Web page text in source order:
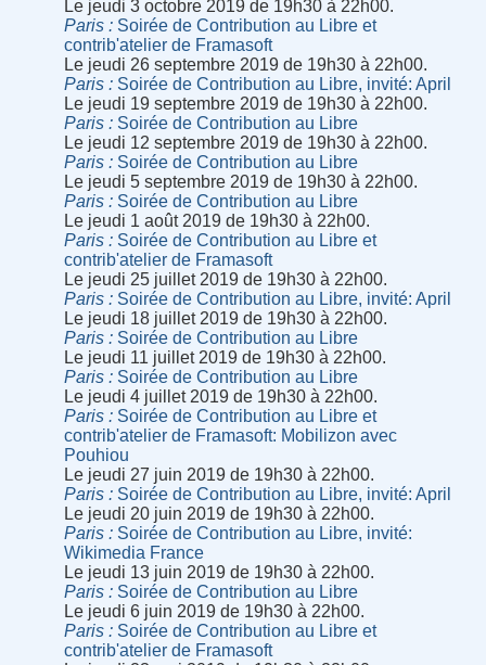
Le jeudi 3 octobre 2019 de 19h30 à 22h00.
Paris
Soirée de Contribution au Libre et
contrib'atelier de Framasoft
Le jeudi 26 septembre 2019 de 19h30 à 22h00.
Paris
Soirée de Contribution au Libre, invité: April
Le jeudi 19 septembre 2019 de 19h30 à 22h00.
Paris
Soirée de Contribution au Libre
Le jeudi 12 septembre 2019 de 19h30 à 22h00.
Paris
Soirée de Contribution au Libre
Le jeudi 5 septembre 2019 de 19h30 à 22h00.
Paris
Soirée de Contribution au Libre
Le jeudi 1 août 2019 de 19h30 à 22h00.
Paris
Soirée de Contribution au Libre et
contrib'atelier de Framasoft
Le jeudi 25 juillet 2019 de 19h30 à 22h00.
Paris
Soirée de Contribution au Libre, invité: April
Le jeudi 18 juillet 2019 de 19h30 à 22h00.
Paris
Soirée de Contribution au Libre
Le jeudi 11 juillet 2019 de 19h30 à 22h00.
Paris
Soirée de Contribution au Libre
Le jeudi 4 juillet 2019 de 19h30 à 22h00.
Paris
Soirée de Contribution au Libre et
contrib'atelier de Framasoft: Mobilizon avec
Pouhiou
Le jeudi 27 juin 2019 de 19h30 à 22h00.
Paris
Soirée de Contribution au Libre, invité: April
Le jeudi 20 juin 2019 de 19h30 à 22h00.
Paris
Soirée de Contribution au Libre, invité:
Wikimedia France
Le jeudi 13 juin 2019 de 19h30 à 22h00.
Paris
Soirée de Contribution au Libre
Le jeudi 6 juin 2019 de 19h30 à 22h00.
Paris
Soirée de Contribution au Libre et
contrib'atelier de Framasoft